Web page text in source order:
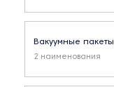
Вакуумные пакеты
2 наименования